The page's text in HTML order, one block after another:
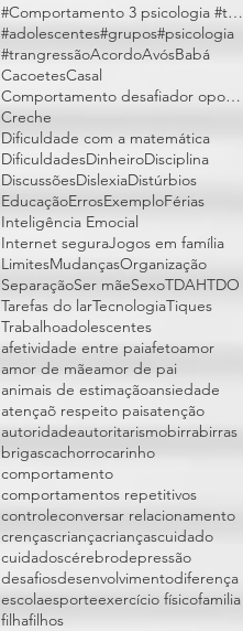
#Comportamento 3 psicologia #trangressões
#adolescentes#grupos#psicologia
#trangressãoAcordoAvósBabá
CacoetesCasal
Comportamento desafiador opositivo
Creche
Dificuldade com a matemática
DificuldadesDinheiroDisciplina
DiscussõesDislexiaDistúrbios
EducaçãoErrosExemploFérias
Inteligência Emocial
Internet seguraJogos em família
LimitesMudançasOrganização
SeparaçãoSer mãeSexoTDAHTDO
Tarefas do larTecnologiaTiques
Trabalhoadolescentes
afetividade entre paiafetoamor
amor de mãeamor de pai
animais de estimaçãoansiedade
atençaõ respeito paisatenção
autoridadeautoritarismobirrabirras
brigascachorrocarinho
comportamento
comportamentos repetitivos
controleconversar relacionamento
crençascriançacriançascuidado
cuidadoscérebrodepressão
desafiosdesenvolvimentodiferença
escolaesporteexercício físicofamilia
filhafilhos